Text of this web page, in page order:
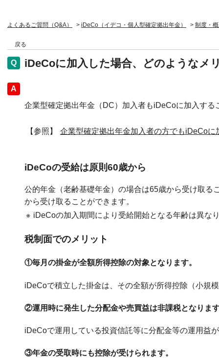
よくあるご質問（Q&A） > iDeCo（イデコ・個人型確定拠出年金） > 制度・
戻る
iDeCoに加入した場合、どのようなメ
回答
企業型確定拠出年金（DC）加入者もiDeCoに加入す
【参照】 企業型確定拠出年金加入者の方でもiDeCo
iDeCoの受給は原則60歳から
公的年金（老齢基礎年金）の場合は65歳から受け取
から受け取ることができます。
※ iDeCoの加入期間により受給開始となる年齢は異な
税制面でのメリット
①毎月の掛金が全額所得控除の対象となります。
iDeCoで積立した掛金は、その全額が所得控除（小規
②運用時に発生した分配金や売買益は非課税となりま
iDeCoで運用している投資信託等に分配金等の運用益
③年金の受取時にも控除が受けられます。